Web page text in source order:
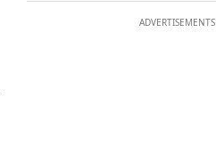
ADVERTISEMENTS